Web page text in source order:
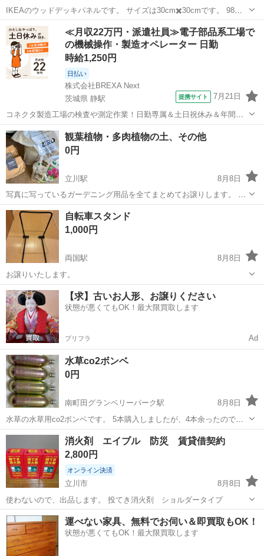
IKEAのウッドデッキパネルです。 サイズは30cm✖️30cmです。 98枚
とカットしたパネルが数枚あります。 一部、反っていたり欠けたりし
ているものがあります。 写真にある、イスとテーブルは付属しません
のでご注意くださ...
東京 国分寺市 国立駅 その他
≪月収22万円・派遣社員≫電子部品系工場で
の機械操作・製造オペレーター 日勤
時給1,250円
日払い
株式会社BREXA Next
茨城県 静駅
提携サイト 7月21日
コネクタ製造工場の検査や測定作業！日勤専属＆土日祝休み＆年間休
日128日★クリーンルーム内作業★マイカー通勤OK＆無料駐車場あり
★就業先食堂利用可！日払い制度あり！《茨城県常陸大宮市》 人気の
工場のお仕事 ◇コネクタ製造工...
茨城 常陸大宮市 静駅 その他
観葉植物・多肉植物の土、その他
0円
立川駅
8月8日
写真に写っているガーデニング用品を全てまとめてお譲りします。 主
に土や剪定バサミなど、処分するのが難しいため、引き取っていただ
ける方がいますと幸いです。 引っ越しに伴う整理中のため、早めに引
き取りに来て下さる方を優先させて...
東京 立川市 立川駅 その他
自転車スタンド
1,000円
両国駅
8月8日
お譲りいたします。
東京 墨田区 両国駅 その他
【求】古いお人形、お譲りください
状態が悪くてもOK！最大限買取します
プリフラ Ad
0円
南町田グランベリーパーク駅
8月8日
水草の水草用co2ボンベです。 5本購入しましたが、4本余ったので、
お譲りします。
東京 町田市 南町田グランベリーパーク駅 その他
消火剤 エイブル 防災 賃貸借契約
2,800円
オンライン決済
立川市
8月8日
使わないので、出品します。 投てき消火剤 ショルダータイプ
東京 立川市 その他
運べない家具、無料でお伺い＆即買取もOK！
状態が悪くてもOK！最大限買取します